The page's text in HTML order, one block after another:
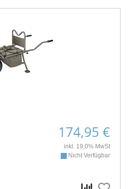
174,95 €
inkl. 19,0% MwSt
Nicht Verfügbar